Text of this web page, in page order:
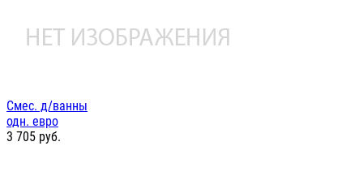
Смес. д/ванны
одн. евро
3 705 руб.